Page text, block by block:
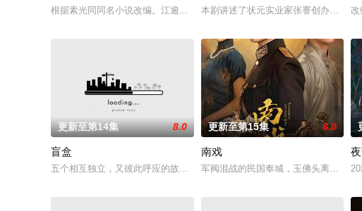
根据素光同同名小说改编。江逾白长大以后，林知夏忽然对他说：“江逾白
本剧讲述了状元实业家张謇创办大生企改
更新至第14集 8.0
盲盒
五个相互独立，又彼此呼应的故事——用一场精心策划的“夏令营”完成复仇的
更新至第15集 6.0
南戏
军阀混战的民国奉城，玉佛头离奇失窃